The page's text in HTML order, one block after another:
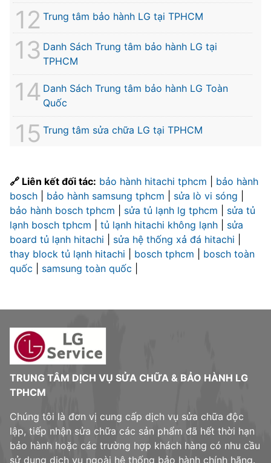
Trung tâm bảo hành LG tại TPHCM
Danh Sách Trung tâm bảo hành LG tại
TPHCM
Danh Sách Trung tâm bảo hành LG Toàn
Quốc
Trung tâm sửa chữa LG tại TPHCM
🔗 Liên kết đối tác: bảo hành hitachi tphcm
bảo hành
bosch
bảo hành samsung tphcm sửa lò vi sóng
bảo hành bosch tphcm
sửa tủ lạnh lg tphcm
sửa tủ
lạnh bosch tphcm
tủ lạnh hitachi không lạnh
sửa
board tủ lạnh hitachi
sửa hệ thống xả đá hitachi
thay block tủ lạnh hitachi
bosch tphcm
bosch toàn
quốc
samsung toàn quốc
TRUNG TÂM DỊCH VỤ SỬA CHỮA & BẢO HÀNH LG
TPHCM
Chúng tôi là đơn vị cung cấp dịch vụ sửa chữa độc
lập, tiếp nhận sửa chữa các sản phẩm đã hết thời hạn
bảo hành hoặc các trường hợp khách hàng có nhu cầu
sử dụng dịch vụ ngoài hệ thống bảo hành chính hãng.